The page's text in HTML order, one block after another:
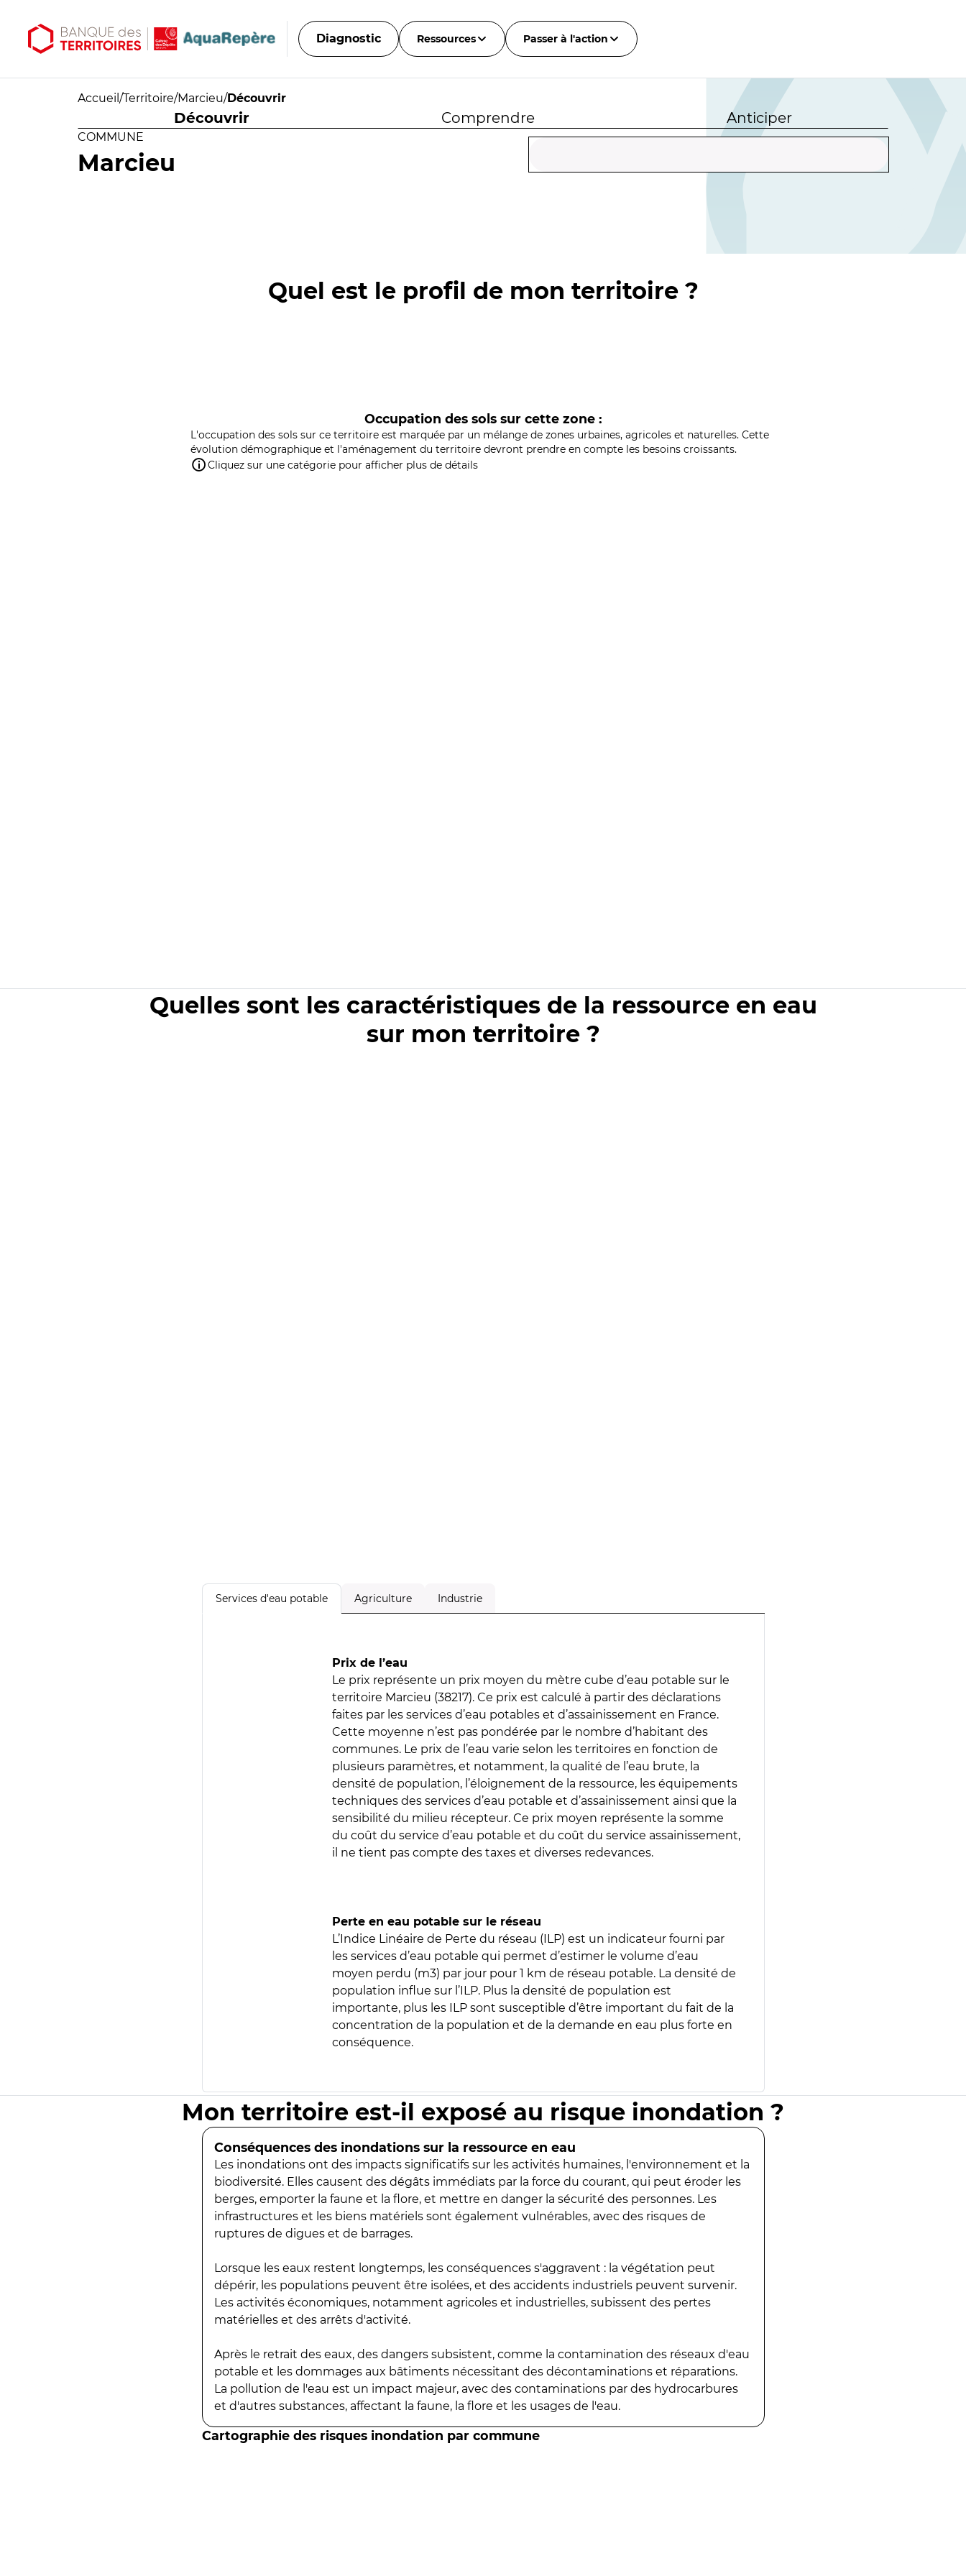
Diagnostic Ressources Passer à l'action
Accueil /Territoire/Marcieu/Découvrir
Découvrir Comprendre Anticiper
COMMUNE
Marcieu
Quel est le profil de mon territoire ?
Occupation des sols sur cette zone :
L'occupation des sols sur ce territoire est marquée par un mélange de zones urbaines, agricoles et naturelles. Cette
évolution démographique et l'aménagement du territoire devront prendre en compte les besoins croissants.
Cliquez sur une catégorie pour afficher plus de détails
Quelles sont les caractéristiques de la ressource en eau
sur mon territoire ?
Services d'eau potable Agriculture Industrie
Prix de l’eau
Le prix représente un prix moyen du mètre cube d’eau potable sur le
territoire Marcieu (38217). Ce prix est calculé à partir des déclarations
faites par les services d’eau potables et d’assainissement en France.
Cette moyenne n’est pas pondérée par le nombre d’habitant des
communes. Le prix de l’eau varie selon les territoires en fonction de
plusieurs paramètres, et notamment, la qualité de l’eau brute, la
densité de population, l’éloignement de la ressource, les équipements
techniques des services d’eau potable et d’assainissement ainsi que la
sensibilité du milieu récepteur. Ce prix moyen représente la somme
du coût du service d’eau potable et du coût du service assainissement,
il ne tient pas compte des taxes et diverses redevances.
Perte en eau potable sur le réseau
L’Indice Linéaire de Perte du réseau (ILP) est un indicateur fourni par
les services d’eau potable qui permet d’estimer le volume d’eau
moyen perdu (m3) par jour pour 1 km de réseau potable. La densité de
population influe sur l’ILP. Plus la densité de population est
importante, plus les ILP sont susceptible d’être important du fait de la
concentration de la population et de la demande en eau plus forte en
conséquence.
Mon territoire est-il exposé au risque inondation ?
Conséquences des inondations sur la ressource en eau
Les inondations ont des impacts significatifs sur les activités humaines, l'environnement et la
biodiversité. Elles causent des dégâts immédiats par la force du courant, qui peut éroder les
berges, emporter la faune et la flore, et mettre en danger la sécurité des personnes. Les
infrastructures et les biens matériels sont également vulnérables, avec des risques de
ruptures de digues et de barrages.
Lorsque les eaux restent longtemps, les conséquences s'aggravent : la végétation peut
dépérir, les populations peuvent être isolées, et des accidents industriels peuvent survenir.
Les activités économiques, notamment agricoles et industrielles, subissent des pertes
matérielles et des arrêts d'activité.
Après le retrait des eaux, des dangers subsistent, comme la contamination des réseaux d'eau
potable et les dommages aux bâtiments nécessitant des décontaminations et réparations.
La pollution de l'eau est un impact majeur, avec des contaminations par des hydrocarbures
et d'autres substances, affectant la faune, la flore et les usages de l'eau.
Cartographie des risques inondation par commune